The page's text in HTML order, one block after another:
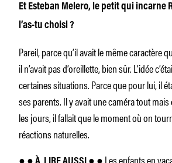
Et Esteban Melero, le petit qui incarne
l’as-tu choisi ?
Pareil, parce qu’il avait le même caractère
il n’avait pas d’oreillette, bien sûr. L’idée
certaines situations. Parce que pour lui, il
ses parents. Il y avait une caméra tout
les jours, il fallait que le moment où on
réactions naturelles.
Les enfants en